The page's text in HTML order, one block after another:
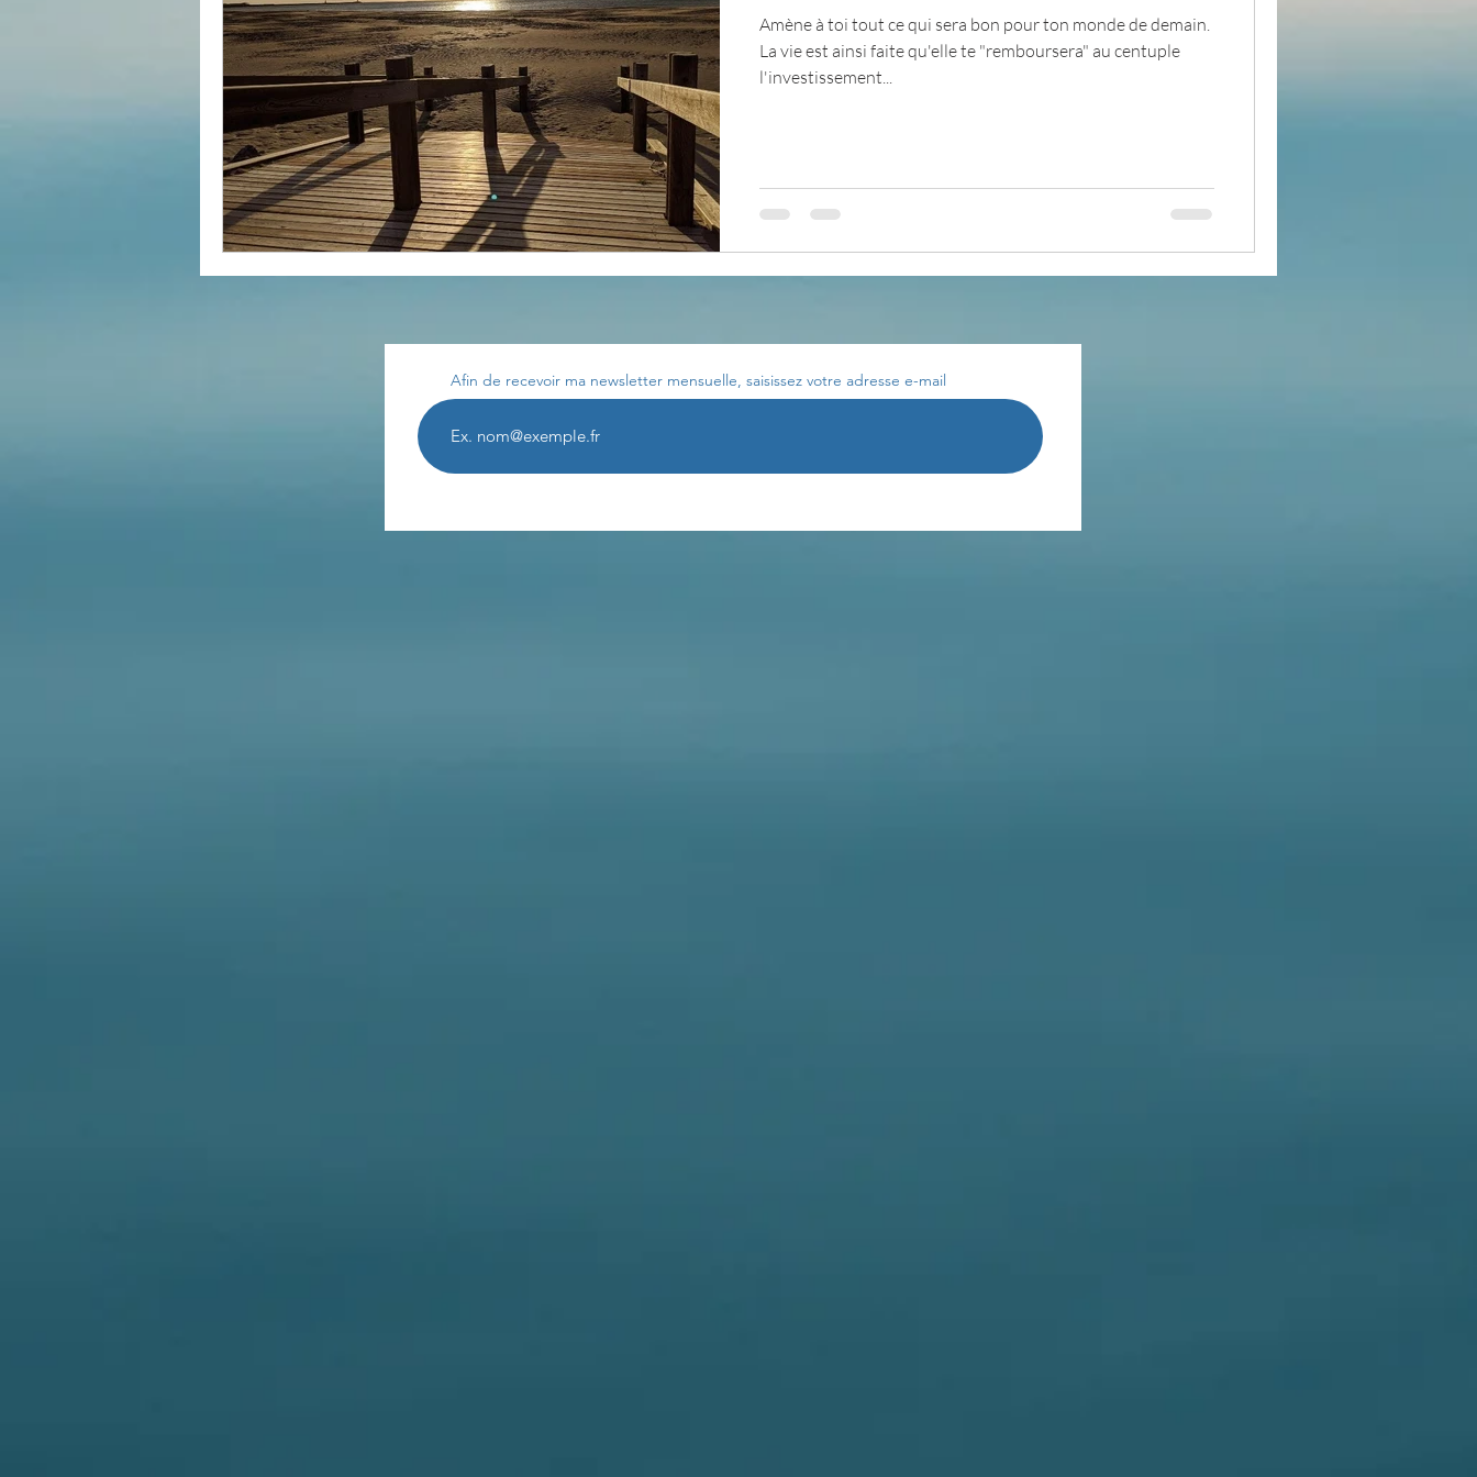
Divers estime de soi Votre communauté C'est mon histoire
Les lois universelles Journal de bord Terestchenko
Amène à toi tout ce qui sera bon pour ton monde de demain.
La vie est ainsi faite qu'elle te "remboursera" au centuple
l'investissement...
Afin de recevoir ma newsletter mensuelle, saisissez votre adresse e-mail